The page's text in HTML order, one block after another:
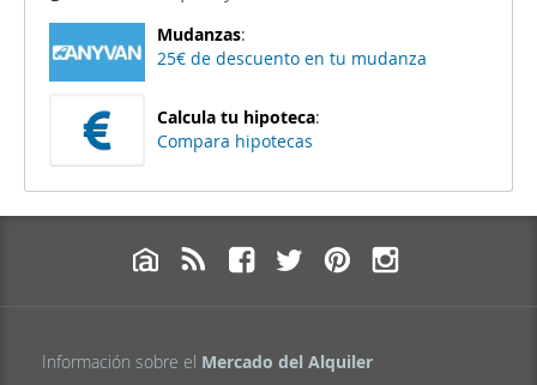
Mudanzas:
25€ de descuento en tu mudanza
Calcula tu hipoteca:
Compara hipotecas
Información sobre el Mercado del Alquiler